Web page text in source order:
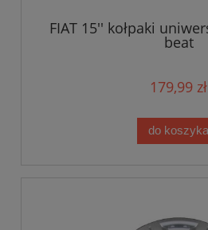
FIAT 15'' kołpaki
beat
179,99 zł
do koszyka